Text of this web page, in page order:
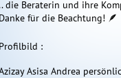
die Beraterin und ihre
Danke für die Beachtung! 🪶
Profilbild :
Asisa Andrea